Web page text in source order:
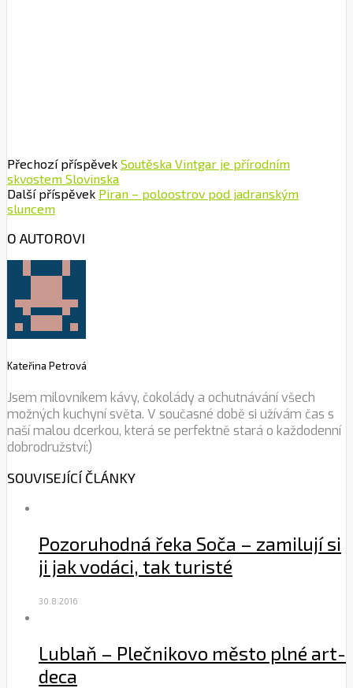
Přechozí příspěvek Soutěska Vintgar je přírodním
skvostem Slovinska
Další příspěvek Piran – poloostrov pod jadranským
sluncem
O AUTOROVI
Kateřina Petrová
Jsem milovníkem kávy, čokolády a ochutnávání všech
možných kuchyní světa. V současné době si užívám čas s
naší malou dcerkou, která se perfektně stará o každodenní
dobrodružství:)
SOUVISEJÍCÍ ČLÁNKY
Pozoruhodná řeka Soča – zamilují si
ji jak vodáci, tak turisté
30.8.2016
Lublaň – Plečnikovo město plné art-
deca